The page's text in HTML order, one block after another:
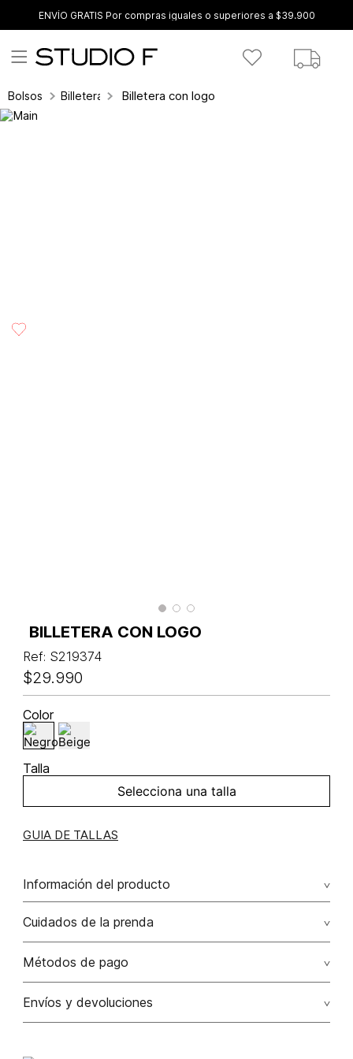
ENVÍO GRATIS Por compras iguales o superiores a $39.900
Bolsos Billetera para mujerBilletera con logo
BILLETERA CON LOGO
Ref: S219374
$29.990
Color
Talla
Selecciona una talla
GUIA DE TALLAS
Información del producto
Billetera con logo
Cuidados de la prenda
Solo quitar polvo con paño húmedo
Métodos de pago
Tarjetas de crédito: Visa, Dinners, Master Card y American
Envíos y devoluciones